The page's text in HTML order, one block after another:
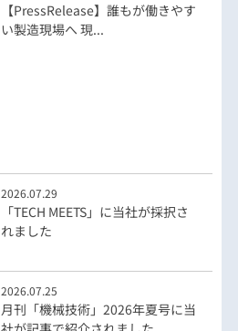
【PressRelease】誰もが働きやす
い製造現場へ 現...
2026.07.29
「TECH MEETS」に当社が採択さ
れました
2026.07.25
月刊「機械技術」2026年夏号に当